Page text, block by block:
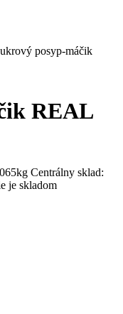
posyp-máčik
REAL
Centrálny sklad:
je skladom